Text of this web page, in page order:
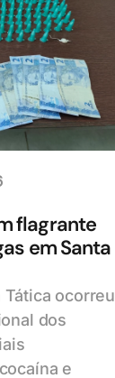
flagrante
em Santa
Tática ocorreu
dos
e